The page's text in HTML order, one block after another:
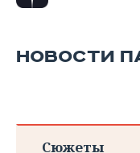
НОВОСТИ
Сюжеты